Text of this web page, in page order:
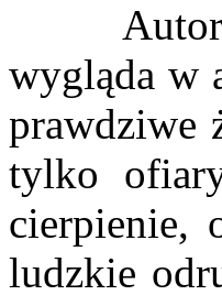
Autor
wygląda w
prawdziwe
tylko
cierpienie,
ludzkie